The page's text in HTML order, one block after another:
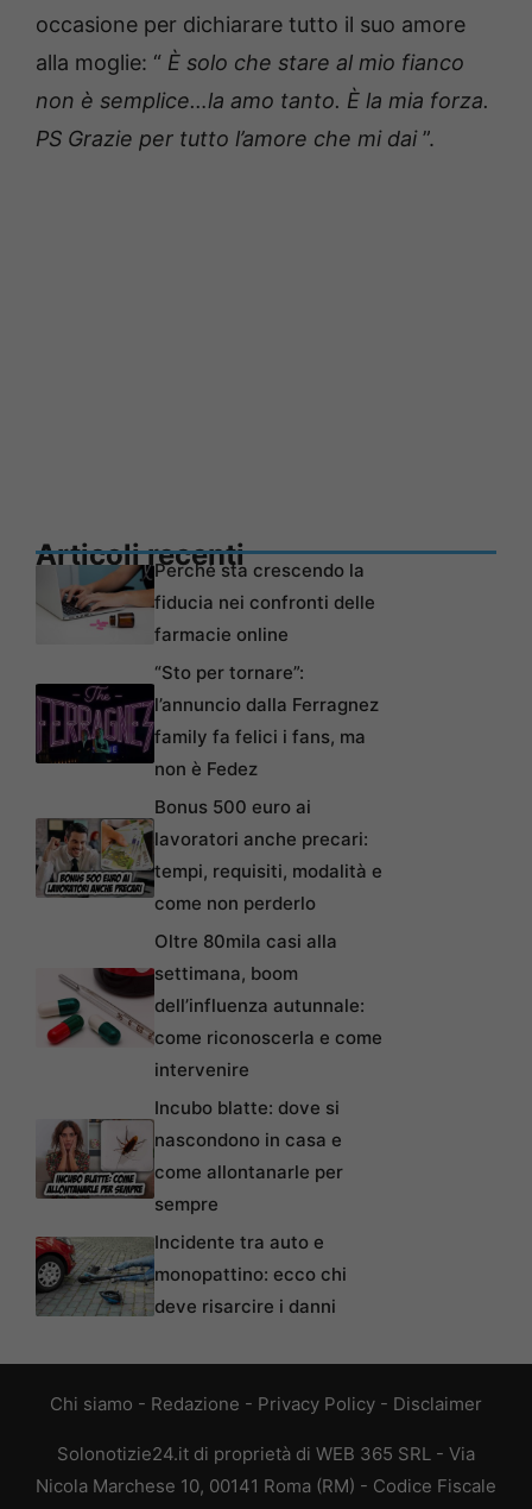
occasione per dichiarare tutto il suo amore
alla moglie: “ È solo che stare al mio fianco
non è semplice…la amo tanto. È la mia forza.
PS Grazie per tutto l’amore che mi dai”.
Articoli recentiPerché sta crescendo la
fiducia nei confronti delle
farmacie online
“Sto per tornare”:
l’annuncio dalla Ferragnez
family fa felici i fans, ma
non è Fedez
Bonus 500 euro ai
lavoratori anche precari:
tempi, requisiti, modalità e
come non perderlo
Oltre 80mila casi alla
settimana, boom
dell’influenza autunnale:
come riconoscerla e come
intervenire
Incubo blatte: dove si
nascondono in casa e
come allontanarle per
sempre
Incidente tra auto e
monopattino: ecco chi
deve risarcire i danni
Chi siamo - Redazione - Privacy Policy - Disclaimer
Solonotizie24.it di proprietà di WEB 365 SRL - Via
Nicola Marchese 10, 00141 Roma (RM) - Codice Fiscale